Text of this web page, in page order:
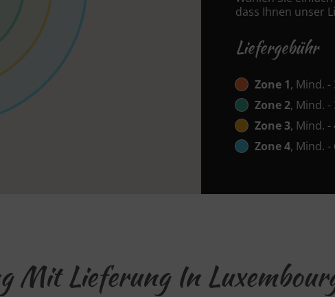
dass Ihnen unser
Liefergebühr
Zone 1, Mind. -
Zone 2, Mind. -
Zone 3, Mind. -
Zone 4, Mind. -
Mit Lieferung In